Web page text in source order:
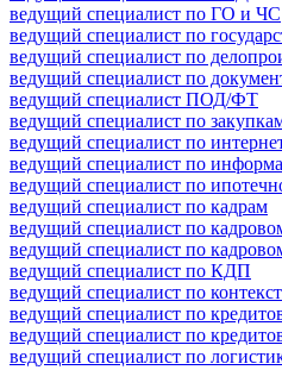
ведущий специалист по ГО и ЧС
ведущий специалист по
ведущий специалист по
ведущий специалист по
ведущий специалист ПОД/ФТ
ведущий специалист по
ведущий специалист по
ведущий специалист по
ведущий специалист по
ведущий специалист по кадрам
ведущий специалист по
ведущий специалист по
ведущий специалист по КДП
ведущий специалист по
ведущий специалист по
ведущий специалист по
ведущий специалист по